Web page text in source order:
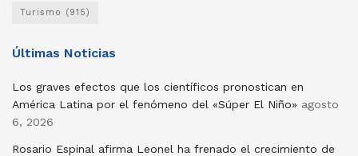
Turismo (915)
Últimas Noticias
Los graves efectos que los científicos pronostican en
América Latina por el fenómeno del «Súper El Niño» agosto
6, 2026
Rosario Espinal afirma Leonel ha frenado el crecimiento de